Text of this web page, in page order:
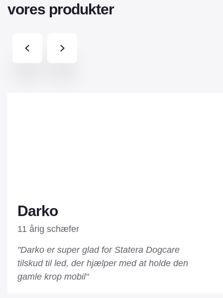
vores produkter
Darko
11 årig schæfer
"Darko er super glad for Statera Dogcare
tilskud til led, der hjælper med at holde den
gamle krop mobil"